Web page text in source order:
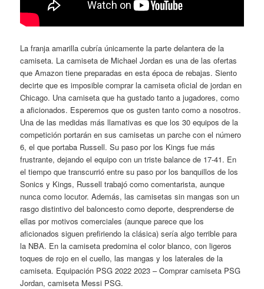
La franja amarilla cubría únicamente la parte delantera de la
camiseta. La camiseta de Michael Jordan es una de las ofertas
que Amazon tiene preparadas en esta época de rebajas. Siento
decirte que es imposible comprar la camiseta oficial de jordan en
Chicago. Una camiseta que ha gustado tanto a jugadores, como
a aficionados. Esperemos que os gusten tanto como a nosotros.
Una de las medidas más llamativas es que los 30 equipos de la
competición portarán en sus camisetas un parche con el número
6, el que portaba Russell. Su paso por los Kings fue más
frustrante, dejando el equipo con un triste balance de 17-41. En
el tiempo que transcurrió entre su paso por los banquillos de los
Sonics y Kings, Russell trabajó como comentarista, aunque
nunca como locutor. Además, las camisetas sin mangas son un
rasgo distintivo del baloncesto como deporte, desprenderse de
ellas por motivos comerciales (aunque parece que los
aficionados siguen prefiriendo la clásica) sería algo terrible para
la NBA. En la camiseta predomina el color blanco, con ligeros
toques de rojo en el cuello, las mangas y los laterales de la
camiseta. Equipación PSG 2022 2023 – Comprar camiseta PSG
Jordan, camiseta Messi PSG.